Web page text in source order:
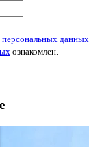
персональных данных
ознакомлен.